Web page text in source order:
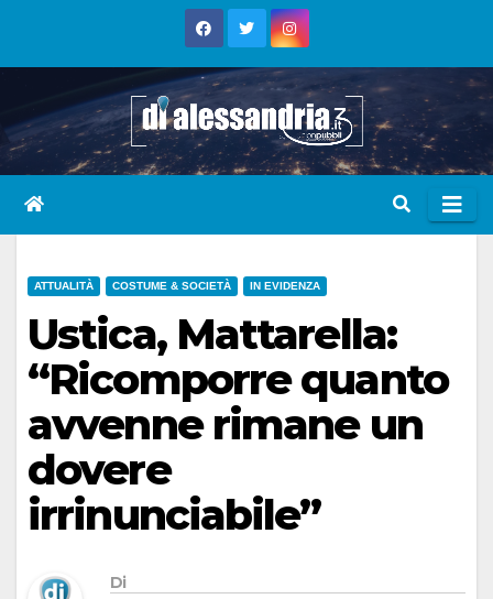
ATTUALITÀ COSTUME & SOCIETÀ IN EVIDENZA
Ustica, Mattarella:
“Ricomporre quanto
avvenne rimane un
dovere
irrinunciabile”
Di